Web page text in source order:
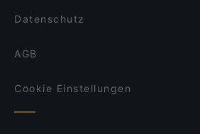
Baba Azeitona
Datenschutz
AGB
Cookie Einstellungen